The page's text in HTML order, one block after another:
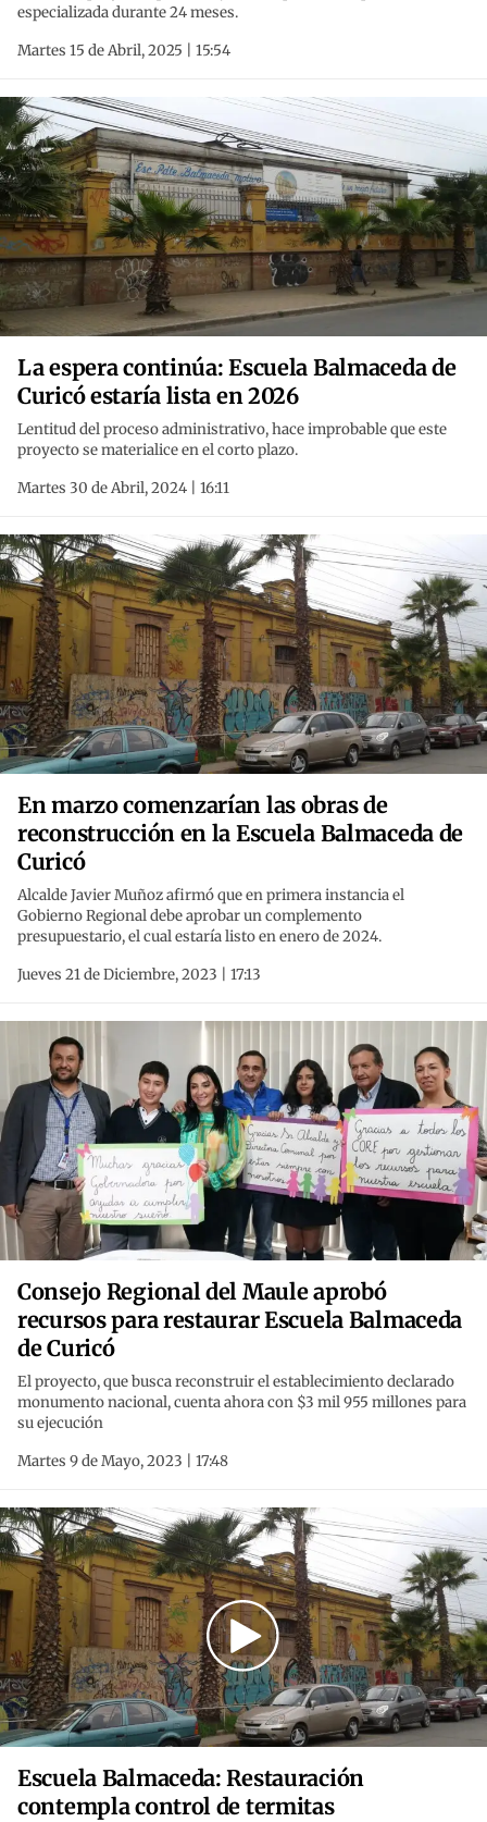
especializada durante 24 meses.
Martes 15 de Abril, 2025 | 15:54
La espera continúa: Escuela Balmaceda de
Curicó estaría lista en 2026
Lentitud del proceso administrativo, hace improbable que este
proyecto se materialice en el corto plazo.
Martes 30 de Abril, 2024 | 16:11
En marzo comenzarían las obras de
reconstrucción en la Escuela Balmaceda de
Curicó
Alcalde Javier Muñoz afirmó que en primera instancia el
Gobierno Regional debe aprobar un complemento
presupuestario, el cual estaría listo en enero de 2024.
Jueves 21 de Diciembre, 2023 | 17:13
Consejo Regional del Maule aprobó
recursos para restaurar Escuela Balmaceda
de Curicó
El proyecto, que busca reconstruir el establecimiento declarado
monumento nacional, cuenta ahora con $3 mil 955 millones para
su ejecución
Martes 9 de Mayo, 2023 | 17:48
Escuela Balmaceda: Restauración
contempla control de termitas